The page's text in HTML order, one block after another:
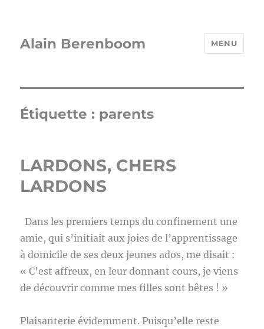
Alain Berenboom MENU
Étiquette : parents
LARDONS, CHERS
LARDONS
Dans les premiers temps du confinement une
amie, qui s’initiait aux joies de l’apprentissage
à domicile de ses deux jeunes ados, me disait :
« C’est affreux, en leur donnant cours, je viens
de découvrir comme mes filles sont bêtes ! »
Plaisanterie évidemment. Puisqu’elle reste